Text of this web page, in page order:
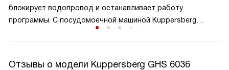
блокирует водопровод и останавливает работу
программы. С посудомоечной машиной Kuppersberg
Отзывы о модели Kuppersberg GHS 6036